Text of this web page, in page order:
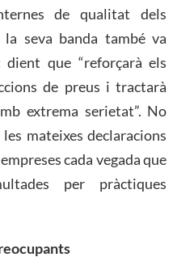
de qualitat dels
seva banda també va
que “reforçarà els
de preus i tractarà
extrema serietat”. No
mateixes declaracions
cada vegada que
per pràctiques